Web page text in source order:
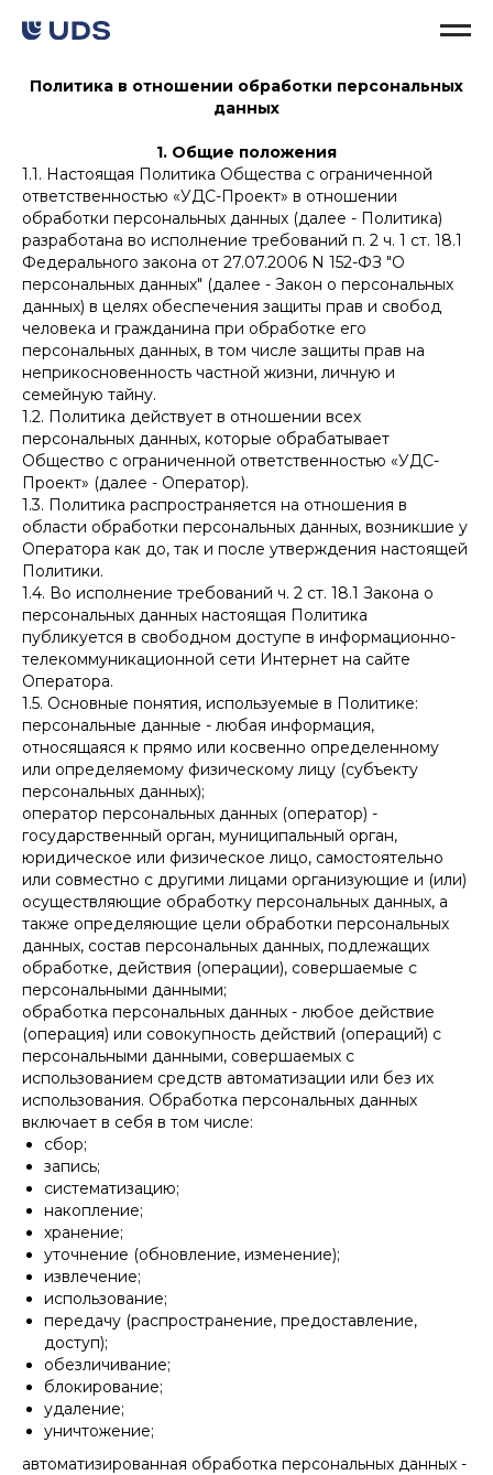
Политика в отношении обработки персональных
данных
1. Общие положения
1.1. Настоящая Политика Общества с ограниченной
ответственностью «УДС-Проект» в отношении
обработки персональных данных (далее - Политика)
разработана во исполнение требований п. 2 ч. 1 ст. 18.1
Федерального закона от 27.07.2006 N 152-ФЗ "О
персональных данных" (далее - Закон о персональных
данных) в целях обеспечения защиты прав и свобод
человека и гражданина при обработке его
персональных данных, в том числе защиты прав на
неприкосновенность частной жизни, личную и
семейную тайну.
1.2. Политика действует в отношении всех
персональных данных, которые обрабатывает
Общество с ограниченной ответственностью «УДС-
Проект» (далее - Оператор).
1.3. Политика распространяется на отношения в
области обработки персональных данных, возникшие у
Оператора как до, так и после утверждения настоящей
Политики.
1.4. Во исполнение требований ч. 2 ст. 18.1 Закона о
персональных данных настоящая Политика
публикуется в свободном доступе в информационно-
телекоммуникационной сети Интернет на сайте
Оператора.
1.5. Основные понятия, используемые в Политике:
персональные данные - любая информация,
относящаяся к прямо или косвенно определенному
или определяемому физическому лицу (субъекту
персональных данных);
оператор персональных данных (оператор) -
государственный орган, муниципальный орган,
юридическое или физическое лицо, самостоятельно
или совместно с другими лицами организующие и (или)
осуществляющие обработку персональных данных, а
также определяющие цели обработки персональных
данных, состав персональных данных, подлежащих
обработке, действия (операции), совершаемые с
персональными данными;
обработка персональных данных - любое действие
(операция) или совокупность действий (операций) с
персональными данными, совершаемых с
использованием средств автоматизации или без их
использования. Обработка персональных данных
включает в себя в том числе:
сбор;
запись;
систематизацию;
накопление;
хранение;
уточнение (обновление, изменение);
извлечение;
использование;
передачу (распространение, предоставление,
доступ);
обезличивание;
блокирование;
удаление;
уничтожение;
автоматизированная обработка персональных данных -